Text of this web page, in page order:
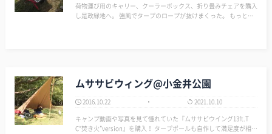
荷物運び用のキャリー、クーラーボックス、折り畳みチェアを購入
し是政緑地へ。 強風でタープのロープが抜けまくった。 もっと強
ムササビウィング@小金井公園
2016.10.22
2021.10.10
キャンプ動画や写真を見て憧れていた『ムササビウイング13ft.T
C“焚き火”version』を購入！ タープポールも自作して満足度が相当